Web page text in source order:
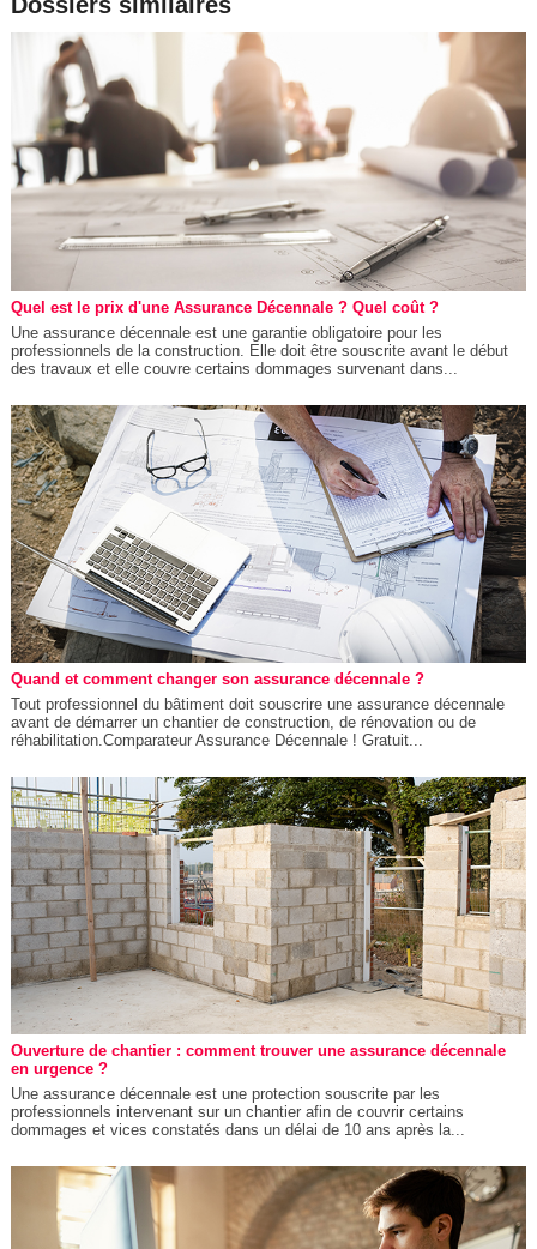
Dossiers similaires
Quel est le prix d'une Assurance Décennale ? Quel coût ?
Une assurance décennale est une garantie obligatoire pour les
professionnels de la construction. Elle doit être souscrite avant le début
des travaux et elle couvre certains dommages survenant dans...
Quand et comment changer son assurance décennale ?
Tout professionnel du bâtiment doit souscrire une assurance décennale
avant de démarrer un chantier de construction, de rénovation ou de
réhabilitation.Comparateur Assurance Décennale ! Gratuit...
Ouverture de chantier : comment trouver une assurance décennale
en urgence ?
Une assurance décennale est une protection souscrite par les
professionnels intervenant sur un chantier afin de couvrir certains
dommages et vices constatés dans un délai de 10 ans après la...